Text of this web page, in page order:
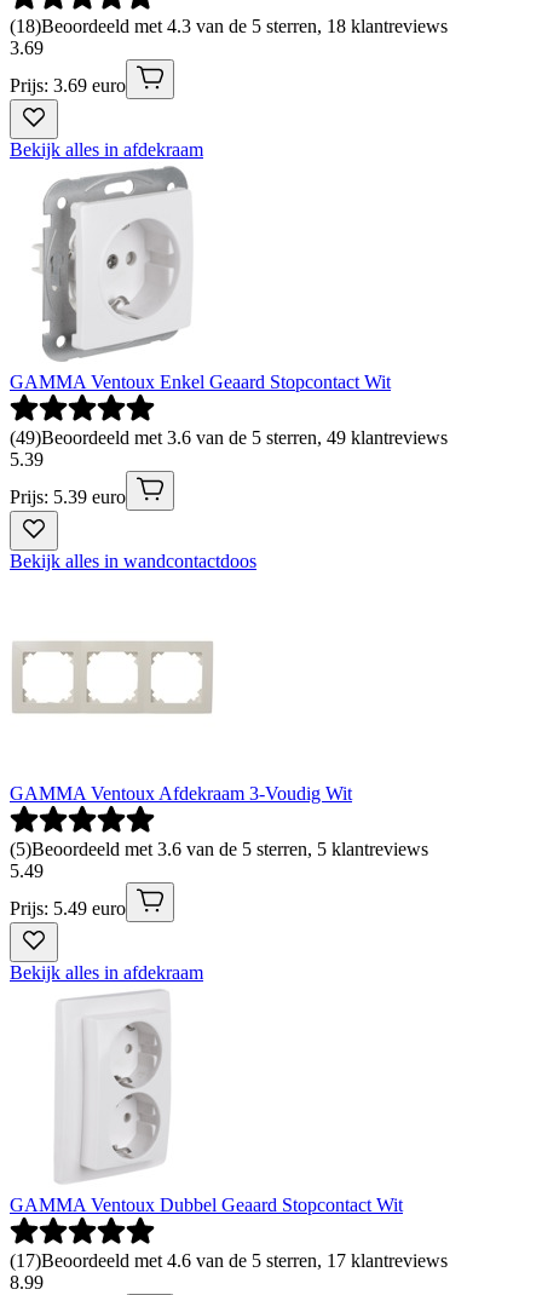
(18)Beoordeeld met 4.3 van de 5 sterren, 18 klantreviews
3.69
Prijs: 3.69 euro
Bekijk alles in afdekraam
GAMMA Ventoux Enkel Geaard Stopcontact Wit
(49)Beoordeeld met 3.6 van de 5 sterren, 49 klantreviews
5.39
Prijs: 5.39 euro
Bekijk alles in wandcontactdoos
GAMMA Ventoux Afdekraam 3-Voudig Wit
(5)Beoordeeld met 3.6 van de 5 sterren, 5 klantreviews
5.49
Prijs: 5.49 euro
Bekijk alles in afdekraam
GAMMA Ventoux Dubbel Geaard Stopcontact Wit
(17)Beoordeeld met 4.6 van de 5 sterren, 17 klantreviews
8.99